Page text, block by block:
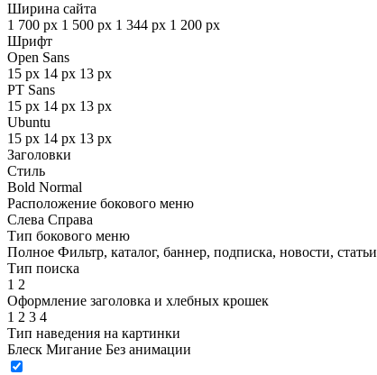
Ширина сайта
1 700 px 1 500 px 1 344 px 1 200 px
Шрифт
Open Sans
15 px 14 px 13 px
PT Sans
15 px 14 px 13 px
Ubuntu
15 px 14 px 13 px
Заголовки
Стиль
Bold Normal
Расположение бокового меню
Слева Справа
Тип бокового меню
Полное Фильтр, каталог, баннер, подписка, новости, статьи
Тип поиска
1 2
Оформление заголовка и хлебных крошек
1 2 3 4
Тип наведения на картинки
Блеск Мигание Без анимации